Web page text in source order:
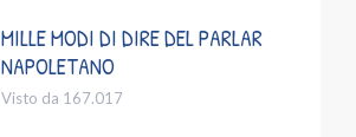
MILLE MODI DI DIRE DEL PARLAR
NAPOLETANO
Visto da 167.017